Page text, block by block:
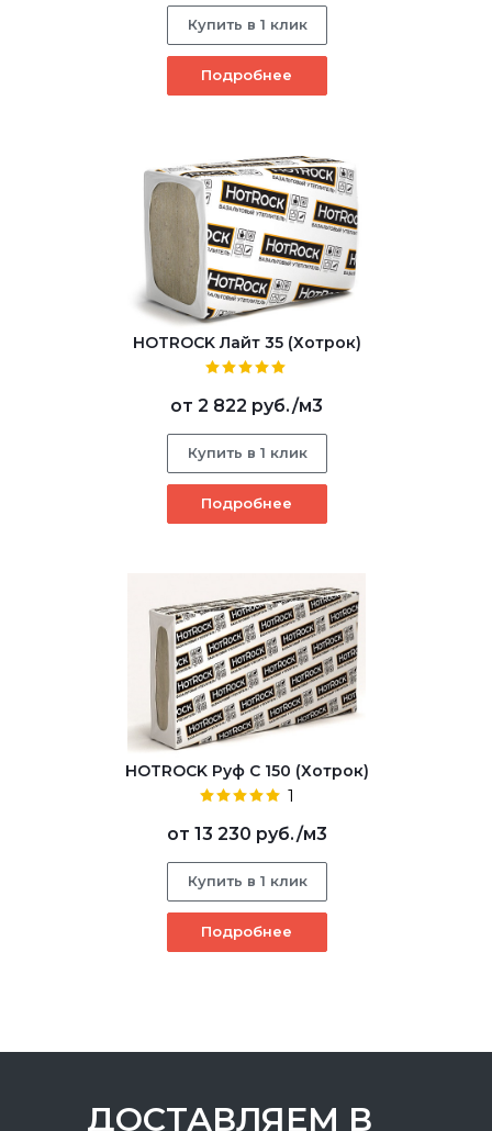
Купить в 1 клик
Подробнее
HOTROCK Лайт 35 (Хотрок)
от 2 822 руб./м3
Купить в 1 клик
Подробнее
HOTROCK Руф С 150 (Хотрок)
1
от 13 230 руб./м3
Купить в 1 клик
Подробнее
ДОСТАВЛЯЕМ В